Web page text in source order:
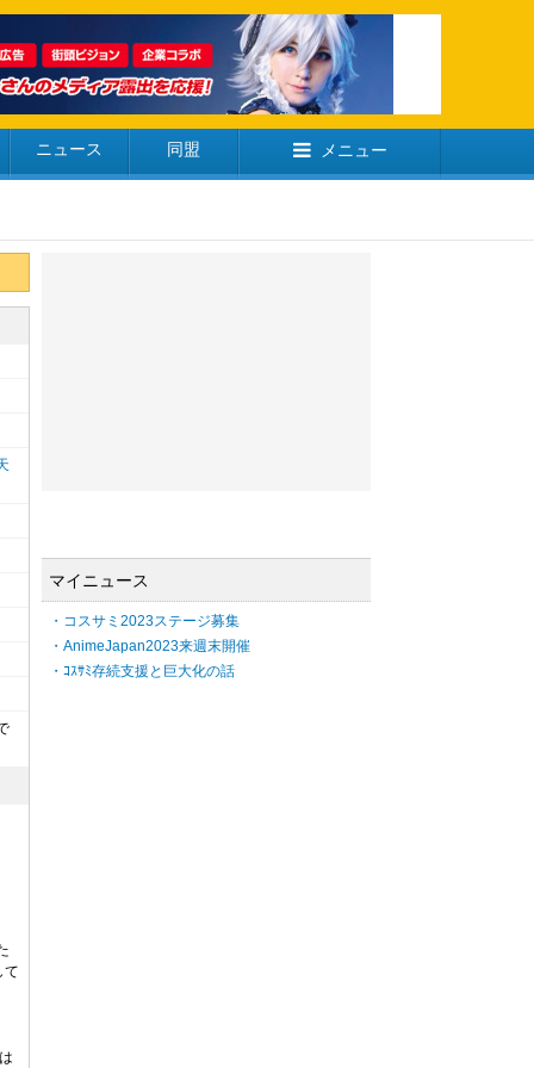
ニュース 同盟 メニュー
て
マイニュース
・コスサミ2023ステージ募集
・AnimeJapan2023来週末開催
・ｺｽｻﾐ存続支援と巨大化の話